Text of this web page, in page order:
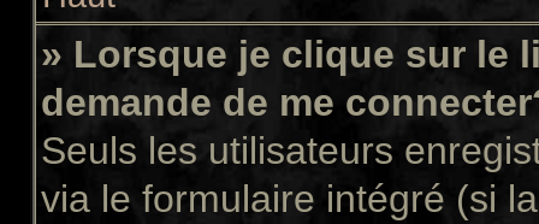
» Lorsque je clique sur le
demande de me
Seuls les utilisateurs
via le formulaire intégré (si